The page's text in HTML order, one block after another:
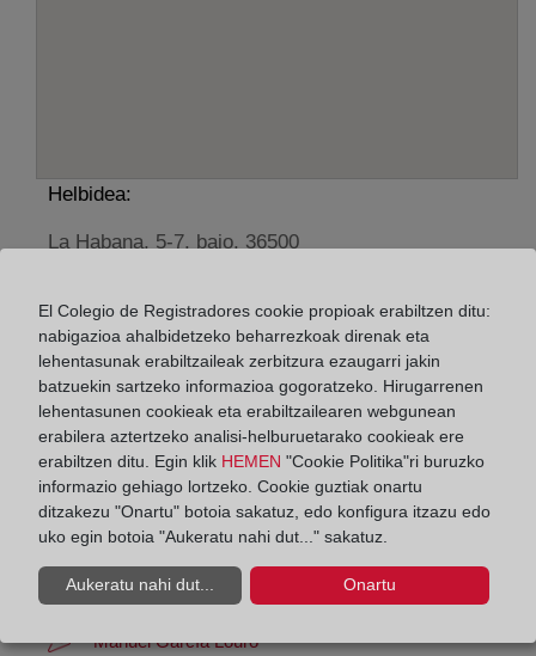
Helbidea:
La Habana, 5-7, bajo, 36500
De lunes a viernes de 09:00 a 17:00 horas
Agosto: De lunes a viernes de 09:00 a 14:00 horas
Los días 24 y 31 de diciembre de 09:00 a 14:00
horas
Datos de contacto:
(986) 78 02 74
lalin@registrodelapropiedad.org
Datos del Registrador:
Manuel García Louro
El Colegio de Registradores cookie propioak erabiltzen ditu:
nabigazioa ahalbidetzeko beharrezkoak direnak eta
lehentasunak erabiltzaileak zerbitzura ezaugarri jakin
batzuekin sartzeko informazioa gogoratzeko. Hirugarrenen
lehentasunen cookieak eta erabiltzailearen webgunean
erabilera aztertzeko analisi-helburuetarako cookieak ere
erabiltzen ditu. Egin klik HEMEN "Cookie Politika"ri buruzko
informazio gehiago lortzeko. Cookie guztiak onartu
ditzakezu "Onartu" botoia sakatuz, edo konfigura itzazu edo
uko egin botoia "Aukeratu nahi dut..." sakatuz.
Aukeratu nahi dut... Onartu